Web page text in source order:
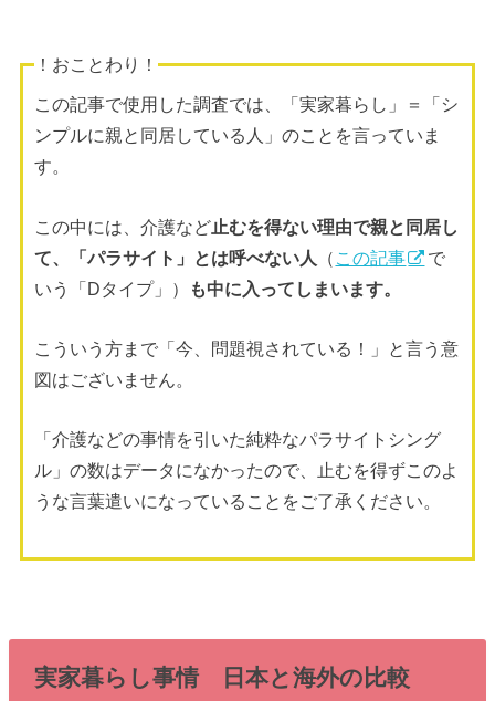
！おことわり！
この記事で使用した調査では、「実家暮らし」＝「シ
ンプルに親と同居している人」のことを言っていま
す。
この中には、介護など止むを得ない理由で親と同居し
て、「パラサイト」とは呼べない人
（ この記事
で
いう「Dタイプ」）
も中に入ってしまいます。
こういう方まで「今、問題視されている！」と言う意
図はございません。
「介護などの事情を引いた純粋なパラサイトシング
ル」の数はデータになかったので、止むを得ずこのよ
うな言葉遣いになっていることをご了承ください。
実家暮らし事情 日本と海外の比較